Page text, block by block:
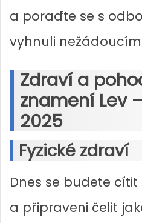
a poraďte se s
vyhnuli
Zdraví a
znamení Lev
2025
Fyzické zdraví
Dnes se budete
a připraveni čelit